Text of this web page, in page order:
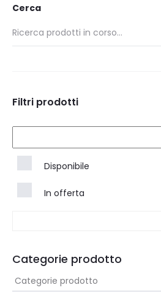
Cerca
Filtri prodotti
Disponibile
In offerta
Categorie prodotto